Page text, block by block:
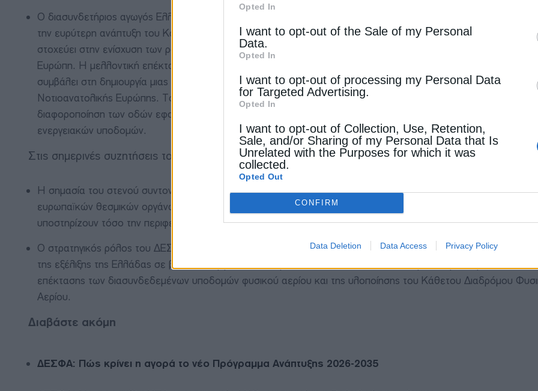
Opted In
I want to opt-out of the Sale of my Personal
Data.
Opted In
I want to opt-out of processing my Personal Data
for Targeted Advertising.
Opted In
I want to opt-out of Collection, Use, Retention,
Sale, and/or Sharing of my Personal Data that Is
Unrelated with the Purposes for which it was
collected.
Opted Out
CONFIRM
Data Deletion Data Access Privacy Policy
Ο διασυνδετήριος αγωγός Ελλάδας-Βόρειας Μακεδονίας αναμένεται επίσης να αποτελέσει βασικό δομικό
την ευρύτερη ανάπτυξη του Κάθετου Διαδρόμου Φυσικού Αερίου, μιας στρατηγικής περιφερειακής
στοχεύει στην ενίσχυση των ροών φυσικού αερίου προς τον βορρά, από την Ελλάδα προς τα Βαλκάνια και την
Ευρώπη. Η μελλοντική επέκτασή του προς τη Σερβία θα ενισχύσει περαιτέρω την περιφερειακή
συμβάλει στη δημιουργία μιας πιο ολοκληρωμένης, ανθεκτικής και ανταγωνιστικής αγοράς φυσικού αερίου της
Νοτιοανατολικής Ευρώπης. Το έργο ευθυγραμμίζεται με τους στρατηγικούς στόχους της Ευρωπαϊκής Ένωσης για
διαφοροποίηση των οδών εφοδιασμού, μείωση των ενεργειακών τρωτών σημείων και ενίσχυση των
ενεργειακών υποδομών.
Στις σημερινές συζητήσεις τονίστηκαν επίσης:
Η σημασία του στενού συντονισμού μεταξύ των διαχειριστών συστημάτων μεταφοράς, των κυβερνήσεων και
ευρωπαϊκών θεσμικών οργάνων για τη διασφάλιση της επιτυχούς παράδοσης στρατηγικών διασυνοριακών
υποστηρίζουν τόσο την περιφερειακή συνεργασία όσο και τους στόχους ενεργειακής ασφάλειας της ΕΕ.
Ο στρατηγικός ρόλος του ΔΕΣΦΑ στην προώθηση της περιφερειακής ενεργειακής συνδεσιμότητας και στην
της εξέλιξης της Ελλάδας σε βασική ενεργειακή πύλη για τη Νοτιοανατολική και Κεντρική Ευρώπη μέσω της
επέκτασης των διασυνδεδεμένων υποδομών φυσικού αερίου και της υλοποίησης του Κάθετου Διαδρόμου
Αερίου.
Διαβάστε ακόμη
ΔΕΣΦΑ: Πώς κρίνει η αγορά το νέο Πρόγραμμα Ανάπτυξης 2026-2035